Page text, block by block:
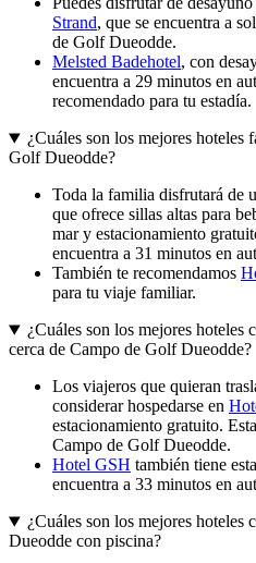
Strand, que se encuentra a
de Golf Dueodde.
Melsted Badehotel, con
encuentra a 29 minutos en
recomendado para tu estadía.
¿Cuáles son los mejores hoteles
Golf Dueodde?
Toda la familia disfrutará de
que ofrece sillas altas para
mar y estacionamiento
encuentra a 31 minutos en
También te recomendamos
para tu viaje familiar.
¿Cuáles son los mejores hoteles
cerca de Campo de Golf Dueodde?
Los viajeros que quieran
considerar hospedarse en
estacionamiento gratuito.
Campo de Golf Dueodde.
Hotel GSH también tiene
encuentra a 33 minutos en
¿Cuáles son los mejores hoteles
Dueodde con piscina?